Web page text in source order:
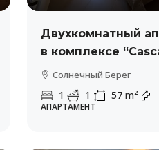
Двухкомнатный
в комплексе
Солнечный Берег
1 1 57 m²
АПАРТАМЕНТ